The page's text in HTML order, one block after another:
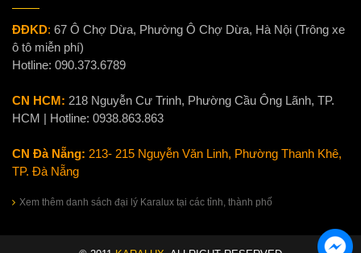
ĐĐKD: 67 Ô Chợ Dừa, Phường Ô Chợ Dừa, Hà Nội (Trông xe
ô tô miễn phí)
Hotline: 090.373.6789
CN HCM: 218 Nguyễn Cư Trinh, Phường Cầu Ông Lãnh, TP.
HCM | Hotline: 0938.863.863
CN Đà Nẵng: 213- 215 Nguyễn Văn Linh, Phường Thanh Khê,
TP. Đà Nẵng
Xem thêm danh sách đại lý Karalux tại các tỉnh, thành phố